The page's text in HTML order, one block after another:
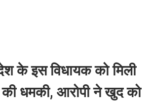
के इस विधायक को मिली
धमकी, आरोपी ने खुद को